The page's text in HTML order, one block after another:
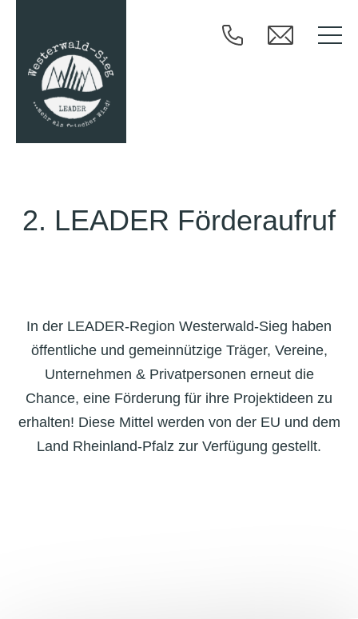
2. LEADER Förderaufruf
In der LEADER-Region Westerwald-Sieg haben
öffentliche und gemeinnützige Träger, Vereine,
Unternehmen & Privatpersonen erneut die
Chance, eine Förderung für ihre Projektideen zu
erhalten! Diese Mittel werden von der EU und dem
Land Rheinland-Pfalz zur Verfügung gestellt.